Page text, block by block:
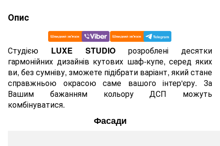
Опис
Студією LUXE STUDIO розроблені десятки
гармонійних дизайнів кутових шаф-купе, серед яких
ви, без сумніву, зможете підібрати варіант, який стане
справжньою окрасою саме вашого інтер'єру. За
Вашим бажанням кольору ДСП можуть
комбінуватися.
Фасади